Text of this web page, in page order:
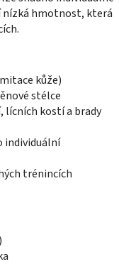
nízká hmotnost, která
kůže)
stélce
lícních kostí a brady
individuální
trénincích